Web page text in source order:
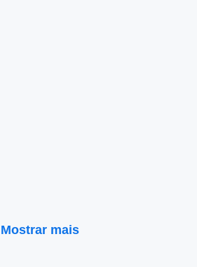
Mostrar mais